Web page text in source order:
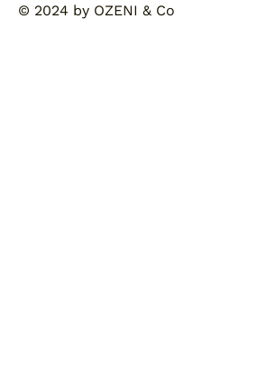
© 2024 by OZENI & Co